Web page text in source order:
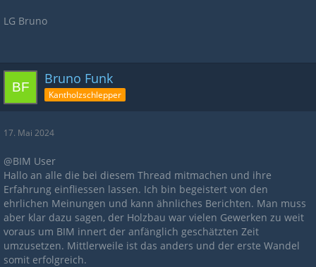
LG Bruno
Bruno Funk
Kantholzschlepper
17. Mai 2024
@BIM User
Hallo an alle die bei diesem Thread mitmachen und ihre
Erfahrung einfliessen lassen. Ich bin begeistert von den
ehrlichen Meinungen und kann ähnliches Berichten. Man muss
aber klar dazu sagen, der Holzbau war vielen Gewerken zu weit
voraus um BIM innert der anfänglich geschätzten Zeit
umzusetzen. Mittlerweile ist das anders und der erste Wandel
somit erfolgreich.